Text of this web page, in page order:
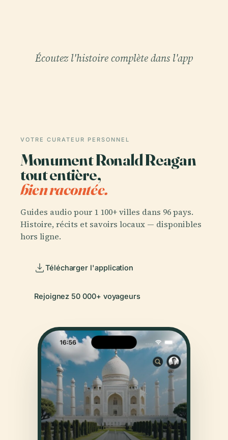
Écoutez l'histoire complète dans l'app
VOTRE CURATEUR PERSONNEL
Monument Ronald Reagan
tout entière,
bien racontée.
Guides audio pour 1 100+ villes dans 96 pays.
Histoire, récits et savoirs locaux — disponibles
hors ligne.
Télécharger l'application
Rejoignez 50 000+ voyageurs